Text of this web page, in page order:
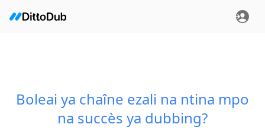
Boleai ya chaîne ezali na ntina mpo
na succès ya dubbing?